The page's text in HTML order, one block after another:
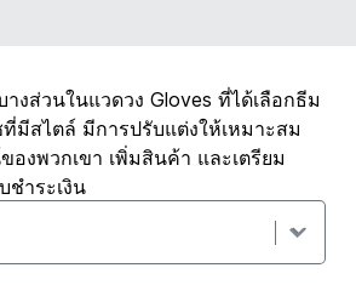
งส่วนในแวดวง Gloves ที่ได้เลือกธีม
มีสไตล์ มีการปรับแต่งให้เหมาะสม
งพวกเขา เพิ่มสินค้า และเตรียม
ชำระเงิน